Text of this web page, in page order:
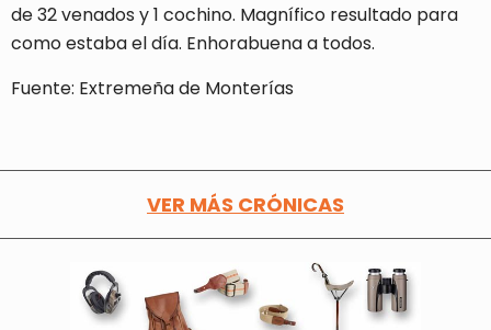
de 32 venados y 1 cochino. Magnífico resultado para
como estaba el día. Enhorabuena a todos.
Fuente: Extremeña de Monterías
VER MÁS CRÓNICAS